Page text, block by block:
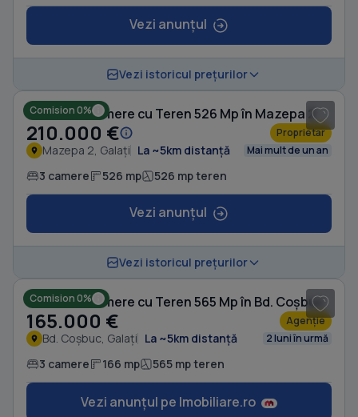
Vezi anunțul
Vezi istoricul prețurilor
Comision 0%
Casă cu 3 camere cu Teren 526 Mp în Mazepa 2
210.000 € Proprietar
Mazepa 2, Galați La ~5km distanță Mai mult de un an
3 camere 526 mp 526 mp teren
Vezi anunțul
Vezi istoricul prețurilor
Comision 0%
Casă cu 3 camere cu Teren 565 Mp în Bd. Coșbuc
165.000 € Agenție
Bd. Coșbuc, Galați La ~5km distanță 2 luni în urmă
3 camere 166 mp 565 mp teren
Vezi anunțul pe Imobiliare.ro